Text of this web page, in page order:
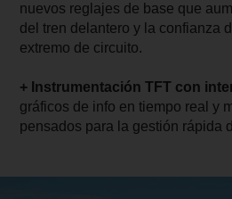
nuevos reglajes de base que
del tren delantero y la confianza
extremo de circuito.
+ Instrumentación TFT con
gráficos de info en tiempo real y
pensados para la gestión rápida